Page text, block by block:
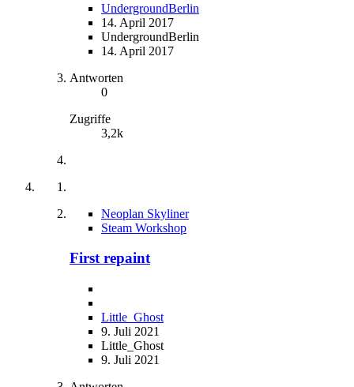
UndergroundBerlin
14. April 2017
UndergroundBerlin
14. April 2017
Antworten
0
Zugriffe
3,2k
Neoplan Skyliner
Steam Workshop
First repaint
Little_Ghost
9. Juli 2021
Little_Ghost
9. Juli 2021